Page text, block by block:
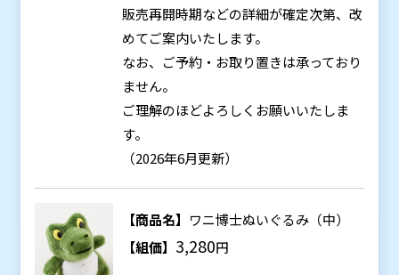
販売再開時期などの詳細が確定次第、改
めてご案内いたします。
なお、ご予約・お取り置きは承っており
ません。
ご理解のほどよろしくお願いいたしま
す。
（2026年6月更新）
【商品名】 ワニ博士ぬいぐるみ（中）
【組価】 3,280円